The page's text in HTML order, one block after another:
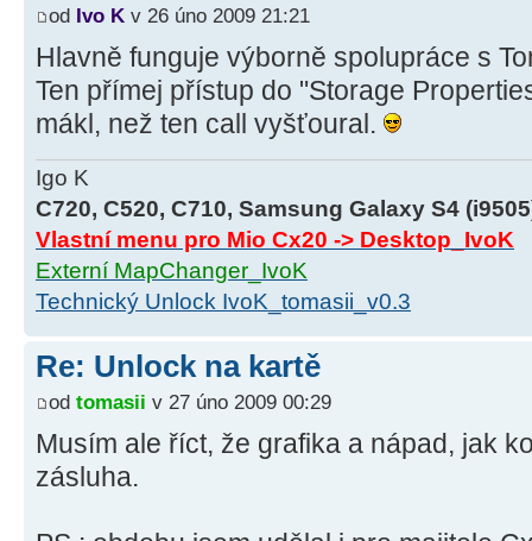
od Ivo K v 26 úno 2009 21:21
Hlavně funguje výborně spolupráce s
Ten přímej přístup do "Storage
mákl, než ten call vyšťoural.
Igo K
C720, C520, C710, Samsung Galaxy S4
Vlastní menu pro Mio Cx20 -> Desktop_IvoK
Externí MapChanger_IvoK
Technický Unlock IvoK_tomasii_v0.3
Re: Unlock na kartě
od tomasii v 27 úno 2009 00:29
Musím ale říct, že grafika a nápad, jak
zásluha.